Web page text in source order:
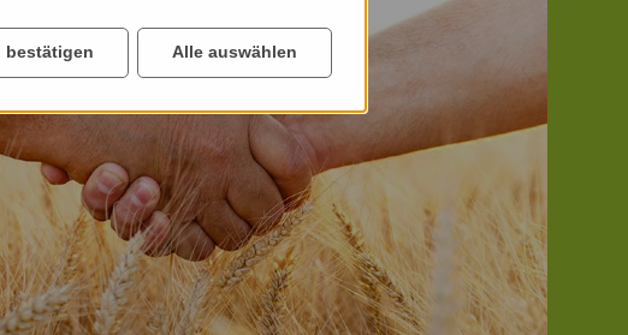
bestätigen Alle auswählen